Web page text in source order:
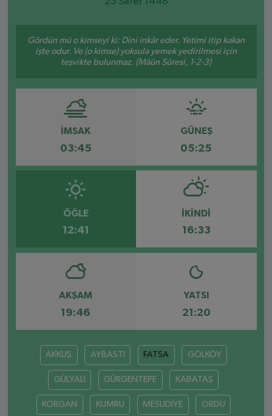
Gördün mü o kimseyi ki: Dini inkâr eder. Yetimi itip kakan
işte odur. Ve (o kimse) yoksula yemek yedirilmesi için
teşvikte bulunmaz. (Mâûn Sûresi, 1-2-3)
İMSAK
03:45
GÜNEŞ
05:25
ÖĞLE
12:41
İKINDI
16:33
AKŞAM
19:46
YATSI
21:20
AKKUŞ AYBASTI FATSA GÖLKÖY
GÜLYALI GÜRGENTEPE KABATAŞ
KORGAN KUMRU MESUDİYE ORDU
EKONOMİ
YAŞAM
YEMEK